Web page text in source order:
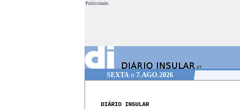
Publicidade.
SEXTAo 7.AGO.2026
DIÁRIO INSULAR